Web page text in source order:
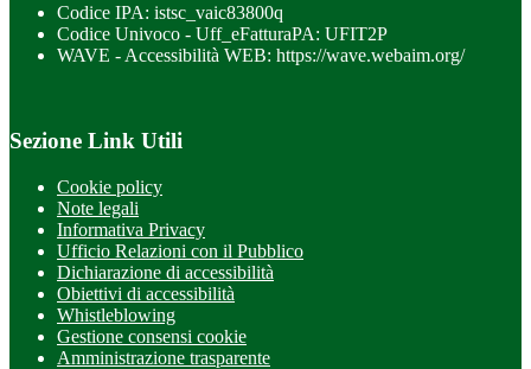
Codice IPA: istsc_vaic83800q
Codice Univoco - Uff_eFatturaPA: UFIT2P
WAVE - Accessibilità WEB: https://wave.webaim.org/
Sezione Link Utili
Cookie policy
Note legali
Informativa Privacy
Ufficio Relazioni con il Pubblico
Dichiarazione di accessibilità
Obiettivi di accessibilità
Whistleblowing
Gestione consensi cookie
Amministrazione trasparente